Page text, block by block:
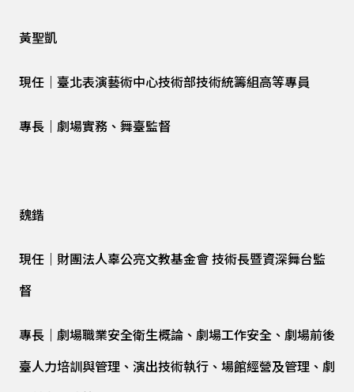
黃聖凱
現任｜臺北表演藝術中心技術部技術統籌組高等專員
專長｜劇場實務、舞臺監督
魏鍇
現任｜財團法人辜公亮文教基金會 技術長暨資深舞台監
督
專長｜劇場職業安全衛生概論、劇場工作安全、劇場前後
臺人力培訓與管理、演出技術執行、場館經營及管理、劇